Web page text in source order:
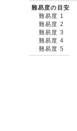
難易度の目安
難易度 1
難易度 2
難易度 3
難易度 4
難易度 5